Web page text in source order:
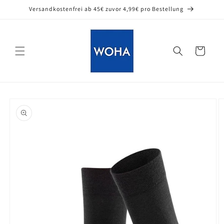
Versandkostenfrei ab 45€ zuvor 4,99€ pro Bestellung
Warenkorb